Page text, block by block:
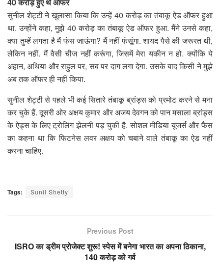
सुनील शेट्टी ने खुलासा किया कि उन्हें 40 करोड़ का तंबाकू ऐड ऑफर हुआ
था. उन्होंने कहा, मुझे 40 करोड़ का तंबाकू ऐड ऑफर हुआ. मैंने उनसे कहा,
क्या तुम्हें लगता है मैं फंस जाऊंगा? मैं नहीं फंसूंगा. शायद पैसे की जरूरत थी,
लेकिन नहीं. मैं वैसी चीज नहीं करूंगा, जिसमें मेरा यकीन न हो. क्योंकि ये
अहान, अथिया और राहुल पर, सब पर दाग लगा देगा. उसके बाद किसी ने मुझे
अब तक ऑफर ही नहीं किया.
सुनील शेट्टी से पहले भी कई सितारे तंबाकू ब्रांड्स को प्रमोट करने से मना
कर चुके हैं. दूसरी ओर अक्षय कुमार और अजय देवगन को पान मसाला ब्रांड्स
के ऐड्स के लिए ट्रोलिंग झेलनी पड़ चुकी है. सोशल मीडिया यूजर्स और फैंस
का कहना था कि फिटनेस लवर अक्षय को चबाने वाले तंबाकू का ऐड नहीं
करना चाहिए.
Tags: Sunil Shetty
Previous Post
ISRO का ड्रीम प्रोजेक्ट शुरू! स्पेस में बनेगा भारत का अपना ठिकाना,
140 करोड़ को गर्व